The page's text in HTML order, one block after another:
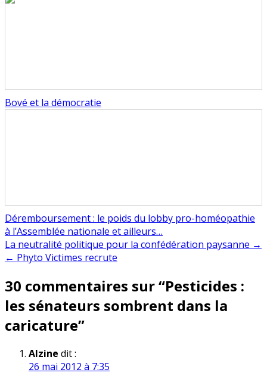
Bové et la démocratie
Déremboursement : le poids du lobby pro-homéopathie
à l’Assemblée nationale et ailleurs…
Navigation
de
l’article
La neutralité politique pour la confédération paysanne →
← Phyto Victimes recrute
30 commentaires sur “Pesticides :
les sénateurs sombrent dans la
caricature”
Alzine dit :
26 mai 2012 à 7:35